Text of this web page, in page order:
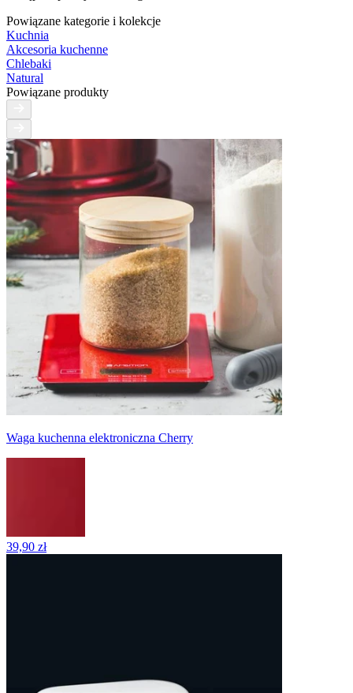
Powiązane kategorie i kolekcje
Kuchnia
Akcesoria kuchenne
Chlebaki
Natural
Powiązane produkty
Waga kuchenna elektroniczna Cherry
39,90 zł